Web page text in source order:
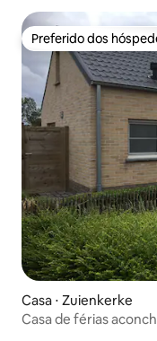
Preferido dos
Preferido dos
Casa ⋅ Zuienkerke
Casa de férias